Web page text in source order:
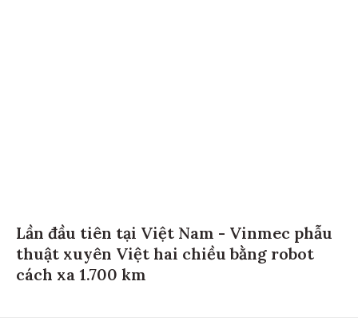
Lần đầu tiên tại Việt Nam - Vinmec phẫu
thuật xuyên Việt hai chiều bằng robot
cách xa 1.700 km